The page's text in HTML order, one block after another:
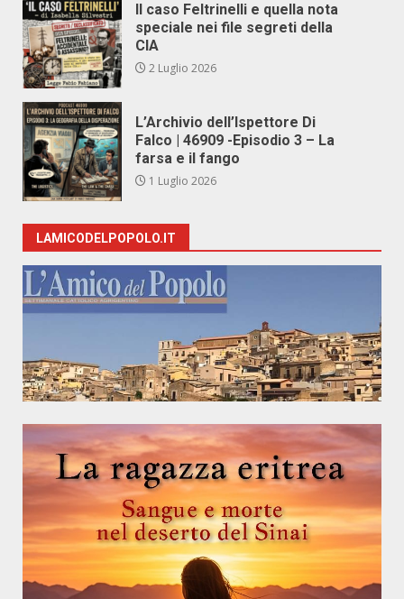
Il caso Feltrinelli e quella nota
speciale nei file segreti della
CIA
2 Luglio 2026
L’Archivio dell’Ispettore Di
Falco | 46909 -Episodio 3 – La
farsa e il fango
1 Luglio 2026
LAMICODELPOPOLO.IT